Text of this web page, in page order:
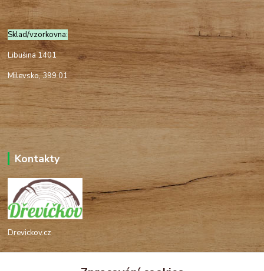
Sklad/vzorkovna:
Libušina 1401
Milevsko, 399 01
Kontakty
Drevickov.cz